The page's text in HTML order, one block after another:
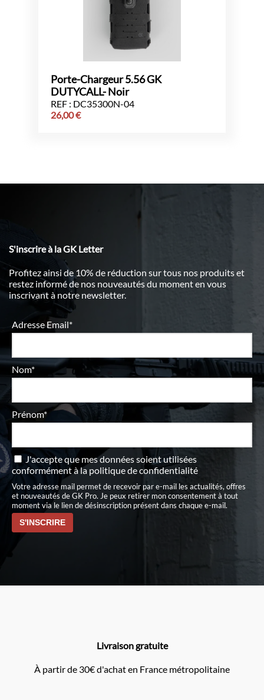
Porte-Chargeur 5.56 GK
DUTYCALL- Noir
REF : DC35300N-04
26,00€
S'inscrire à la GK Letter
Profitez ainsi de 10% de réduction sur tous nos produits et
restez informé de nos nouveautés du moment en vous
inscrivant à notre newsletter.
Adresse Email*
Nom*
Prénom*
J'accepte que mes données soient utilisées
conformément àla politique de confidentialité
Votre adresse mail permet de recevoir par e-mail les actualités, offres
et nouveautés de GK Pro. Je peux retirer mon consentement à tout
moment via le lien de désinscription présent dans chaque e-mail.
Livraison gratuite
À partir de 30€ d'achat en France métropolitaine